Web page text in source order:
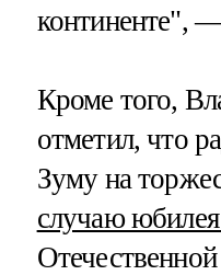
континенте",
Кроме того,
отметил, что
Зуму на
случаю